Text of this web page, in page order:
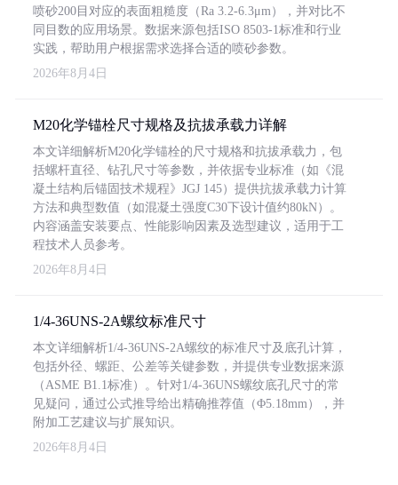
喷砂200目对应的表面粗糙度（Ra 3.2-6.3μm），并对比不
同目数的应用场景。数据来源包括ISO 8503-1标准和行业
实践，帮助用户根据需求选择合适的喷砂参数。
2026年8月4日
M20化学锚栓尺寸规格及抗拔承载力详解
本文详细解析M20化学锚栓的尺寸规格和抗拔承载力，包
括螺杆直径、钻孔尺寸等参数，并依据专业标准（如《混
凝土结构后锚固技术规程》JGJ 145）提供抗拔承载力计算
方法和典型数值（如混凝土强度C30下设计值约80kN）。
内容涵盖安装要点、性能影响因素及选型建议，适用于工
程技术人员参考。
2026年8月4日
1/4-36UNS-2A螺纹标准尺寸
本文详细解析1/4-36UNS-2A螺纹的标准尺寸及底孔计算，
包括外径、螺距、公差等关键参数，并提供专业数据来源
（ASME B1.1标准）。针对1/4-36UNS螺纹底孔尺寸的常
见疑问，通过公式推导给出精确推荐值（Φ5.18mm），并
附加工艺建议与扩展知识。
2026年8月4日